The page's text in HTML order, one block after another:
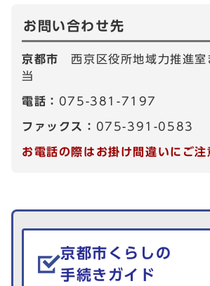
お問い合わせ先
京都市西京区役所地域力推進室
当
電話： 075-381-7197
ファックス： 075-391-0583
お電話の際はお掛け間違いにご注
生活情報を探す
京都市くらしの
手続きガイド